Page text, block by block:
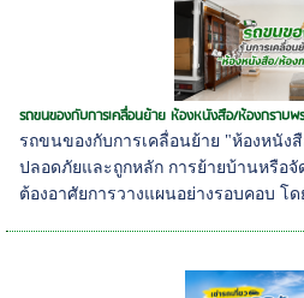
รถขนของกับการเคลื่อนย้าย ห้องหนังสือ/ห้องกราบพ
รถขนของกับการเคลื่อนย้าย "ห้องหนัง
ปลอดภัยและถูกหลัก การย้ายบ้านหรือ
ต้องอาศัยการวางแผนอย่างรอบคอบ